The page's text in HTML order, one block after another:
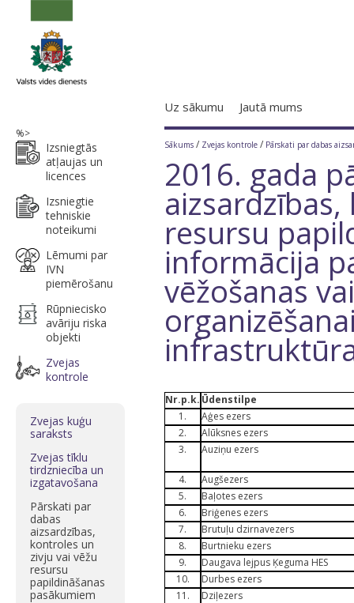
Uz sākumu Jautā mums
%>
Izsniegtās
atļaujas un
licences
Izsniegtie
tehniskie
noteikumi
Lēmumi par
IVN
piemērošanu
Rūpniecisko
avāriju riska
objekti
Zvejas
kontrole
Zvejas kuģu
saraksts
Zvejas tīklu
tirdzniecība un
izgatavošana
Pārskati par
dabas
aizsardzības,
kontroles un
zivju vai vēžu
resursu
papildināšanas
pasākumiem
Sākums / Zvejas kontrole / Pārskati par dabas
2016. gada
resursu
informācija
vēžošanas
Nr.p.k. Ūdenstilpe
1.
Aģes ezers
2.
Alūksnes ezers
3.
Auziņu ezers
4.
Augšezers
5.
Baļotes ezers
6.
Briģenes ezers
7.
Brutuļu dzirnavezers
8.
Burtnieku ezers
9.
Daugava lejpus Ķeguma HES
10.
Durbes ezers
11.
Dziļezers